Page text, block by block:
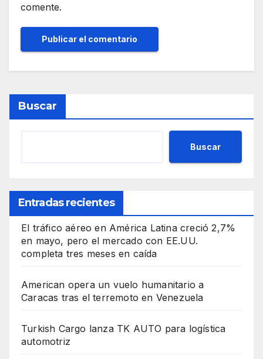
comente.
Buscar
Buscar
Entradas recientes
El tráfico aéreo en América Latina creció 2,7%
en mayo, pero el mercado con EE.UU.
completa tres meses en caída
American opera un vuelo humanitario a
Caracas tras el terremoto en Venezuela
Turkish Cargo lanza TK AUTO para logística
automotriz